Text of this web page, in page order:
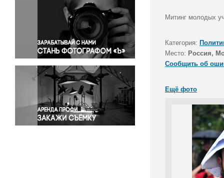
Окружающая среда
Политика
Правосудие
Происшествия и конфликты
Религия
Светская жизнь
Спорт
Экология
Экономика и бизнес
Митинг молодых
Категория:
Место: Россия,
Сообщить об
Ещё фото